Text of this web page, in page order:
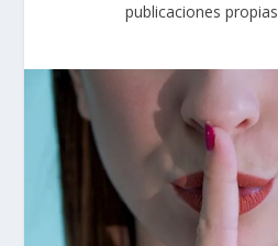
publicaciones propias